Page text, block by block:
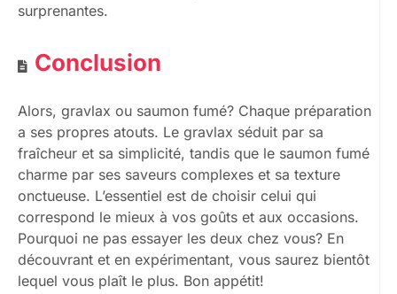
surprenantes.
Conclusion
Alors, gravlax ou saumon fumé? Chaque préparation
a ses propres atouts. Le gravlax séduit par sa
fraîcheur et sa simplicité, tandis que le saumon fumé
charme par ses saveurs complexes et sa texture
onctueuse. L’essentiel est de choisir celui qui
correspond le mieux à vos goûts et aux occasions.
Pourquoi ne pas essayer les deux chez vous? En
découvrant et en expérimentant, vous saurez bientôt
lequel vous plaît le plus. Bon appétit!